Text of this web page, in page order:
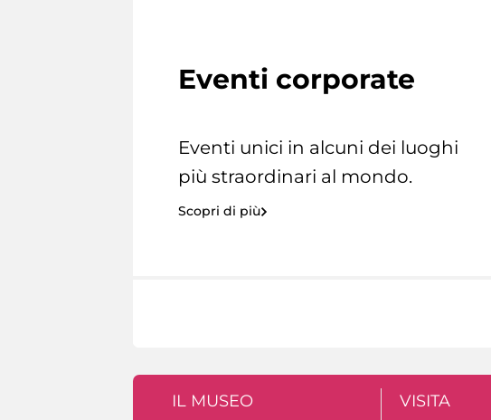
Eventi corporate
Eventi unici in alcuni dei luoghi
più straordinari al mondo.
Scopri di più
IL MUSEO VISITA